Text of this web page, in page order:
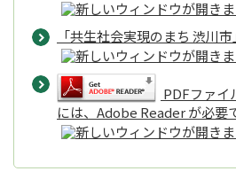
「共生社会実現のまち 渋川
PDFファイ
には、Adobe Reader が必要